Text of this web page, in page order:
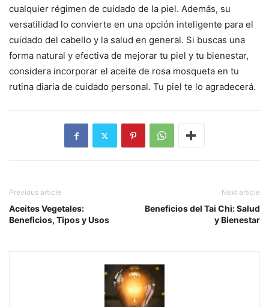
cualquier régimen de cuidado de la piel. Además, su
versatilidad lo convierte en una opción inteligente para el
cuidado del cabello y la salud en general. Si buscas una
forma natural y efectiva de mejorar tu piel y tu bienestar,
considera incorporar el aceite de rosa mosqueta en tu
rutina diaria de cuidado personal. Tu piel te lo agradecerá.
Previous article
Aceites Vegetales:
Beneficios, Tipos y Usos
Next article
Beneficios del Tai Chi: Salud
y Bienestar